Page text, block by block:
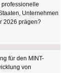
Unternehmen
2026 prägen?
für den MINT-
von